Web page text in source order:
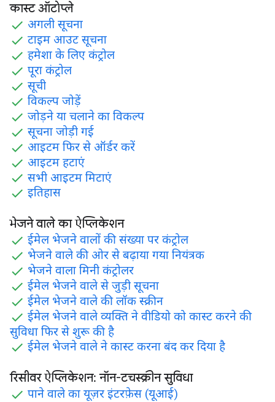
कास्ट ऑटोप्ले
अगली सूचना
टाइम आउट सूचना
हमेशा के लिए कंट्रोल
पूरा कंट्रोल
सूची
विकल्प जोड़ें
जोड़ने या चलाने का विकल्प
सूचना जोड़ी गई
आइटम फिर से ऑर्डर करें
आइटम हटाएं
सभी आइटम मिटाएं
इतिहास
भेजने वाले का ऐप्लिकेशन
ईमेल भेजने वालों की संख्या पर कंट्रोल
भेजने वाले की ओर से बढ़ाया गया नियंत्रक
भेजने वाला मिनी कंट्रोलर
ईमेल भेजने वाले से जुड़ी सूचना
ईमेल भेजने वाले की लॉक स्क्रीन
ईमेल भेजने वाले व्यक्ति ने वीडियो को कास्ट करने की
सुविधा फिर से शुरू की है
ईमेल भेजने वाले ने कास्ट करना बंद कर दिया है
रिसीवर ऐप्लिकेशन: नॉन-टचस्क्रीन सुविधा
पाने वाले का यूज़र इंटरफ़ेस (यूआई)